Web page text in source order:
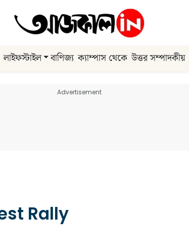
লাইফস্টাইল বাণিজ্য ক্যাম্পাস থেকে উত্তর সম্পাদকীয়
Advertisement
Rally